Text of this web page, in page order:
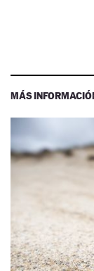
MÁS